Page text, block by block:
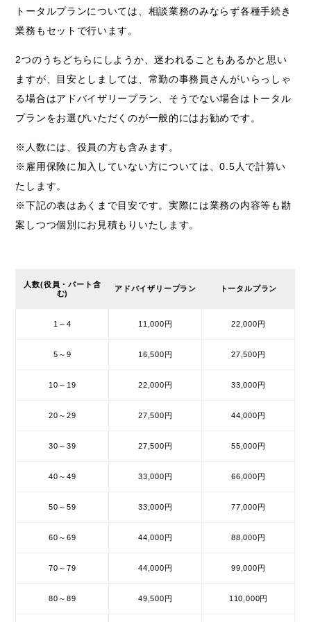
トータルプランについては、相談業務のみならず各種手続き
業務もセットで行います。
2つのうちどちらにしようか、迷われることもあるかと思い
ますが、目安としましては、常勤の事務員さんがいらっしゃ
る場合はアドバイザリープラン、そうでない場合はトータル
プランをお選びいただくのが一般的にはお勧めです。
※人数には、役員の方も含みます。
※雇用保険に加入していない方については、0.5人で計算い
たします。
※下記の表はあくまで目安です。実際には業務の内容等も勘
案しつつ個別にお見積もりいたします。
人数(役員・パート含
む)
アドバイザリープラン トータルプラン
1～4 11,000円 22,000円
5～9 16,500円 27,500円
10～19 22,000円 33,000円
20～29 27,500円 44,000円
30～39 27,500円 55,000円
40～49 33,000円 66,000円
50～59 33,000円 77,000円
60～69 44,000円 88,000円
70～79 44,000円 99,000円
80～89 49,500円 110,000円